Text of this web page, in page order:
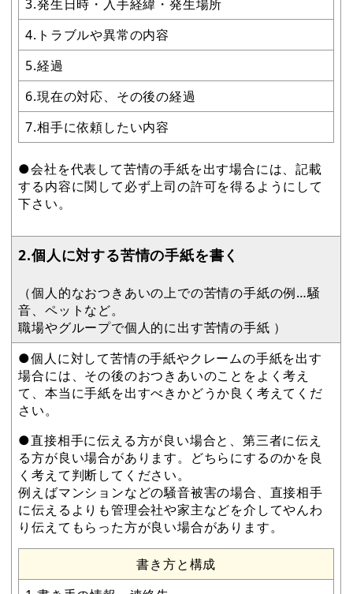
3.発生日時・入手経緯・発生場所
4.トラブルや異常の内容
5.経過
6.現在の対応、その後の経過
7.相手に依頼したい内容
●会社を代表して苦情の手紙を出す場合には、記載
する内容に関して必ず上司の許可を得るようにして
下さい。
2.個人に対する苦情の手紙を書く
（個人的なおつきあいの上での苦情の手紙の例…騒
音、ペットなど。
職場やグループで個人的に出す苦情の手紙 ）
●個人に対して苦情の手紙やクレームの手紙を出す
場合には、その後のおつきあいのことをよく考え
て、本当に手紙を出すべきかどうか良く考えてくだ
さい。
●直接相手に伝える方が良い場合と、第三者に伝え
る方が良い場合があります。どちらにするのかを良
く考えて判断してください。
例えばマンションなどの騒音被害の場合、直接相手
に伝えるよりも管理会社や家主などを介してやんわ
り伝えてもらった方が良い場合があります。
書き方と構成